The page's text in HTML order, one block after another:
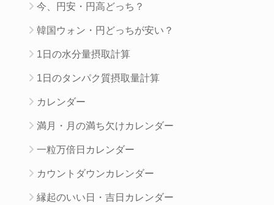
今、円安・円高どっち？
韓国ウォン・円どっちが安い？
1日の水分量摂取計算
1日のタンパク質摂取量計算
カレンダー
満月・月の満ち欠けカレンダー
一粒万倍日カレンダー
カウントダウンカレンダー
縁起のいい日・吉日カレンダー